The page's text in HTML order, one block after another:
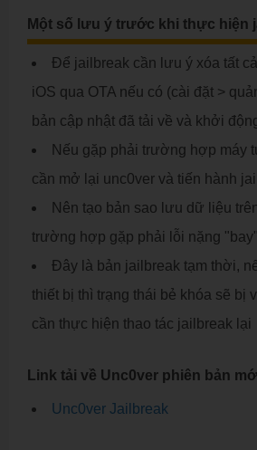
Một số lưu ý trước khi thực hiện
Để jailbreak cần lưu ý xóa tất
iOS qua OTA nếu có (cài đặt >
bản cập nhật đã tải về và khởi
Nếu gặp phải trường hợp máy
cần mở lại unc0ver và tiến hành
Nên tạo bản sao lưu dữ liệu
trường hợp gặp phải lỗi nặng
Đây là bản jailbreak tạm thời,
thiết bị thì trạng thái bẻ khóa sẽ bị
cần thực hiện thao tác jailbreak lại
Link tải về Unc0ver phiên bản
Unc0ver Jailbreak